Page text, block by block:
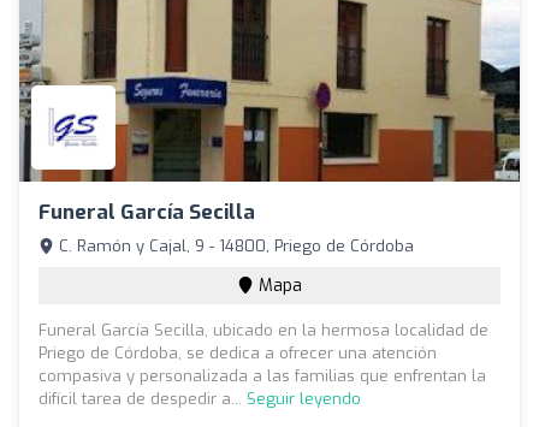
Funeral García Secilla
C. Ramón y Cajal, 9 - 14800, Priego de Córdoba
Mapa
Funeral García Secilla, ubicado en la hermosa localidad de
Priego de Córdoba, se dedica a ofrecer una atención
compasiva y personalizada a las familias que enfrentan la
difícil tarea de despedir a... Seguir leyendo